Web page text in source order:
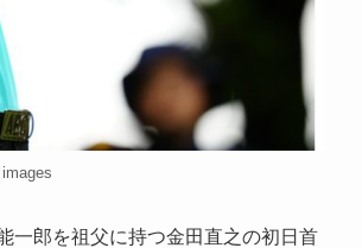
一郎を祖父に持つ金田直之の初日首